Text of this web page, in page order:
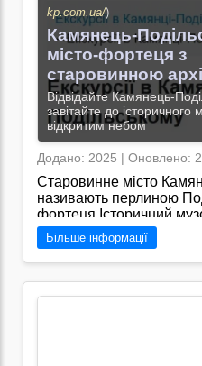
kp.com.ua/)
Камянець-
місто-фортеця з
старовинною
Відвідайте Камянець-
завітайте до історичного
відкритим небом
Додано: 2025 | Оновлено:
Старовинне місто
називають перлиною
фортеця Історичний
культурно-туристичний
tour.turism-kp.com.ua/ -
замовити екскурсію в
дізнатися більше про
древнє місто-фортеця
Більше інформації